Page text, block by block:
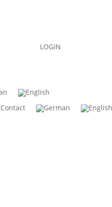
LOGIN
Contact